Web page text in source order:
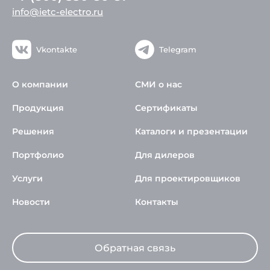
info@ietc-electro.ru
Vkontakte Telegram
О компании
Продукция
Решения
Портфолио
Услуги
Новости
СМИ о нас
Сертификаты
Каталоги и презентации
Для дилеров
Для проектировщиков
Контакты
Обратная связь